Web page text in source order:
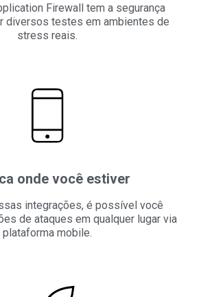
Firewall tem a segurança
diversos testes em ambientes de
stress reais.
onde você estiver
integrações, é possível você
de ataques em qualquer lugar via
plataforma mobile.